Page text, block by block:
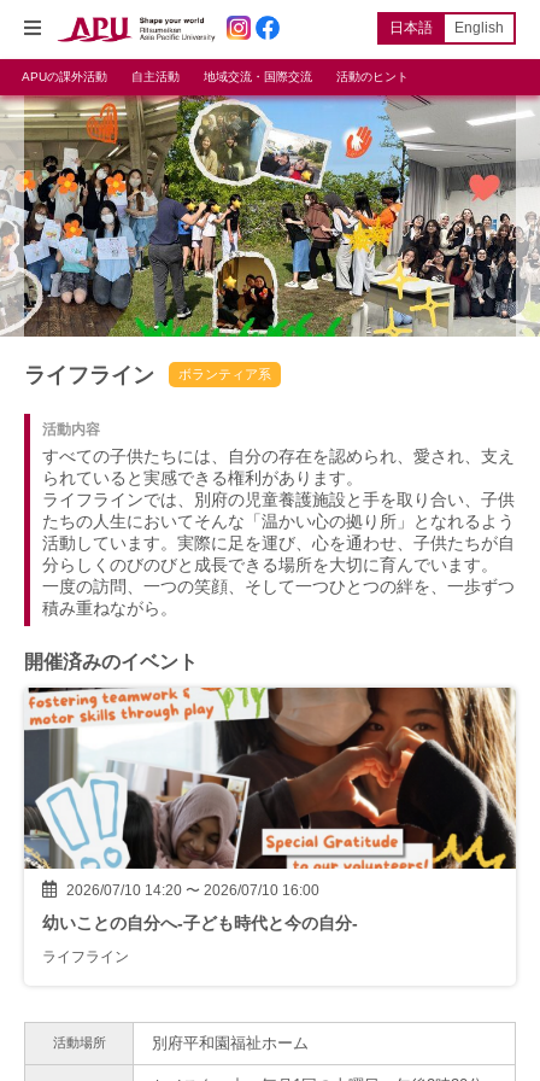
日本語 English
APUの課外活動 自主活動 地域交流・国際交流 活動のヒント
ライフライン ボランティア系
活動内容
すべての子供たちには、自分の存在を認められ、愛され、支え
られていると実感できる権利があります。
ライフラインでは、別府の児童養護施設と手を取り合い、子供
たちの人生においてそんな「温かい心の拠り所」となれるよう
活動しています。実際に足を運び、心を通わせ、子供たちが自
分らしくのびのびと成長できる場所を大切に育んでいます。
一度の訪問、一つの笑顔、そして一つひとつの絆を、一歩ずつ
積み重ねながら。
開催済みのイベント
2026/07/10 14:20 〜 2026/07/10 16:00
幼いことの自分へ-子ども時代と今の自分-
ライフライン
活動場所 別府平和園福祉ホーム